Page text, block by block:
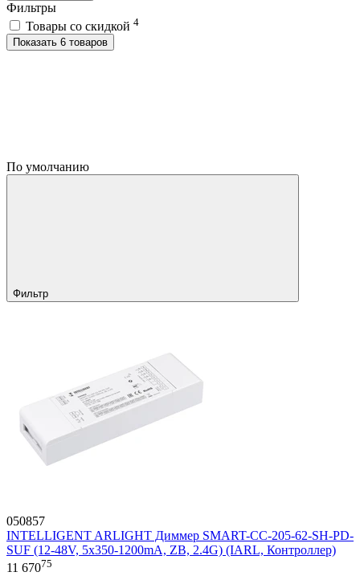
Фильтры
Товары со скидкой 4
Показать 6 товаров
По умолчанию
Фильтр
050857
INTELLIGENT ARLIGHT Диммер SMART-CC-205-62-SH-PD-
SUF (12-48V, 5x350-1200mA, ZB, 2.4G) (IARL, Контроллер)
11 67075